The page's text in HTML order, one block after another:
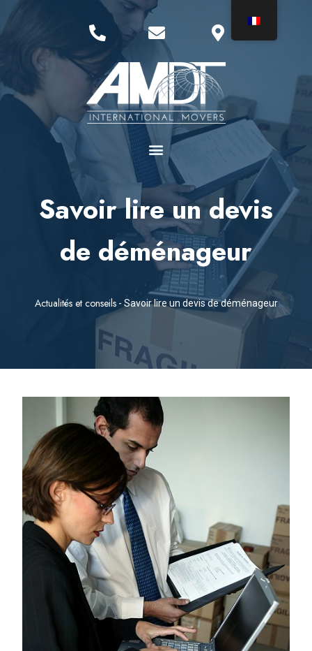
Savoir lire un devis
de déménageur
Actualités et conseils- Savoir lire un devis de déménageur